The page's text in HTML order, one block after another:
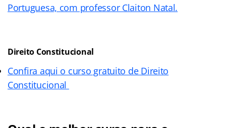
Portuguesa, com professor Claiton Natal.
Direito Constitucional
Confira aqui o curso gratuito de Direito
Constitucional